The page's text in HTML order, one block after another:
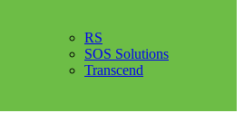
RS
SOS Solutions
Transcend